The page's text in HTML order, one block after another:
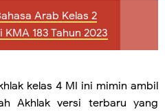
Arab Kelas 2
183 Tahun 2023
kelas 4 MI ini mimin ambil
Akhlak versi terbaru yang